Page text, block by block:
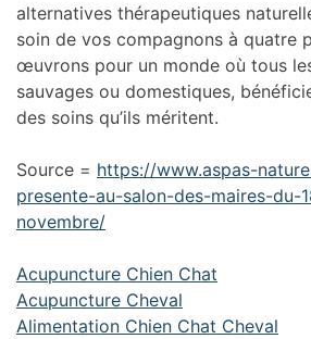
alternatives thérapeutiques
soin de vos compagnons à quatre
œuvrons pour un monde où tous
sauvages ou domestiques,
des soins qu’ils méritent.
Source = https://www.aspas-
presente-au-salon-des-maires-du-
novembre/
Acupuncture Chien Chat
Acupuncture Cheval
Alimentation Chien Chat Cheval